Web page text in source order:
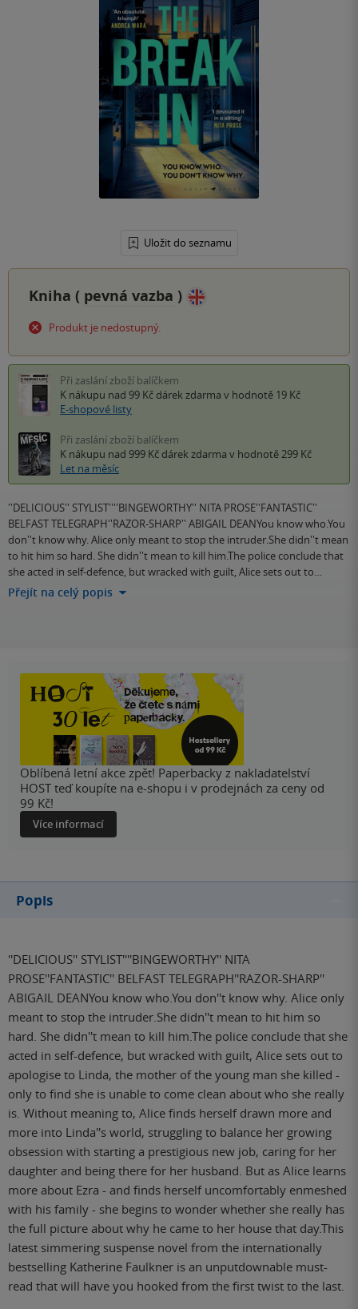
Uložit do seznamu
Kniha ( pevná vazba )
Produkt je nedostupný.
Při zaslání zboží balíčkem
K nákupu nad 99 Kč dárek zdarma v hodnotě 19 Kč
E-shopové listy
Při zaslání zboží balíčkem
K nákupu nad 999 Kč dárek zdarma v hodnotě 299 Kč
Let na měsíc
''DELICIOUS'' STYLIST''''BINGEWORTHY'' NITA PROSE''FANTASTIC''
BELFAST TELEGRAPH''RAZOR-SHARP'' ABIGAIL DEANYou know who.You
don''t know why. Alice only meant to stop the intruder.She didn''t mean
to hit him so hard. She didn''t mean to kill him.The police conclude that
she acted in self-defence, but wracked with guilt, Alice sets out to…
Přejít na celý popis
Oblíbená letní akce zpět! Paperbacky z nakladatelství
HOST teď koupíte na e-shopu i v prodejnách za ceny od
99 Kč!
Více informací
Popis
''DELICIOUS'' STYLIST''''BINGEWORTHY'' NITA
PROSE''FANTASTIC'' BELFAST TELEGRAPH''RAZOR-SHARP''
ABIGAIL DEANYou know who.You don''t know why. Alice only
meant to stop the intruder.She didn''t mean to hit him so
hard. She didn''t mean to kill him.The police conclude that she
acted in self-defence, but wracked with guilt, Alice sets out to
apologise to Linda, the mother of the young man she killed -
only to find she is unable to come clean about who she really
is. Without meaning to, Alice finds herself drawn more and
more into Linda''s world, struggling to balance her growing
obsession with starting a prestigious new job, caring for her
daughter and being there for her husband. But as Alice learns
more about Ezra - and finds herself uncomfortably enmeshed
with his family - she begins to wonder whether she really has
the full picture about why he came to her house that day.This
latest simmering suspense novel from the internationally
bestselling Katherine Faulkner is an unputdownable must-
read that will have you hooked from the first twist to the last.